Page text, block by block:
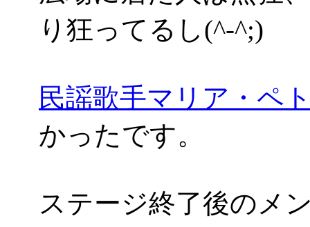
り狂ってるし(^-^;)
民謡歌手マリア・ペ
かったです。
ステージ終了後のメ